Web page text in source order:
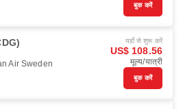
बुक करें
Air Sweden
यहाँ से शुरू करें
US$ 108.56
मूल्य/यात्री
बुक करें